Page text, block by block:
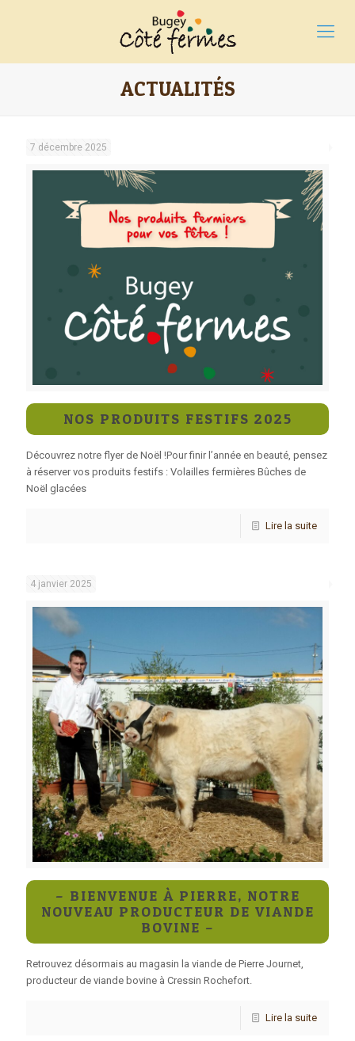
ACTUALITÉS
7 décembre 2025
NOS PRODUITS FESTIFS 2025
Découvrez notre flyer de Noël !Pour finir l’année en beauté, pensez
à réserver vos produits festifs : Volailles fermières Bûches de
Noël glacées
Lire la suite
4 janvier 2025
– BIENVENUE À PIERRE, NOTRE
NOUVEAU PRODUCTEUR DE VIANDE
BOVINE –
Retrouvez désormais au magasin la viande de Pierre Journet,
producteur de viande bovine à Cressin Rochefort.
Lire la suite